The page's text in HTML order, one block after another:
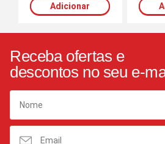
Adicionar
Receba ofertas e
descontos no seu e-